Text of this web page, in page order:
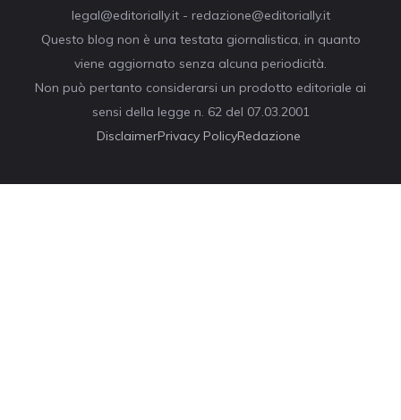
legal@editorially.it - redazione@editorially.it
Questo blog non è una testata giornalistica, in quanto
viene aggiornato senza alcuna periodicità.
Non può pertanto considerarsi un prodotto editoriale ai
sensi della legge n. 62 del 07.03.2001
DisclaimerPrivacy PolicyRedazione